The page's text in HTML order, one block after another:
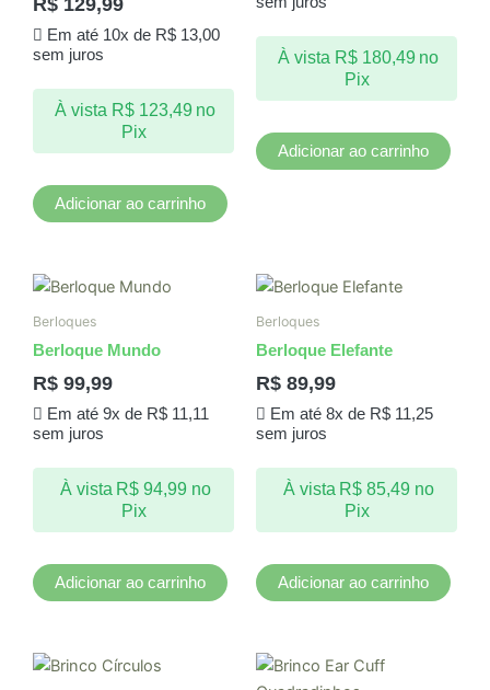
R$ 129,99
Em até 10x de R$13,00
sem juros
À vista R$123,49 no
Pix
Adicionar ao carrinho
À vista R$180,49 no
Pix
Adicionar ao carrinho
Berloques
Berloque Mundo
R$ 99,99
Em até 9x de R$11,11
sem juros
À vista R$ 94,99 no
Pix
Adicionar ao carrinho
Berloques
Berloque Elefante
R$ 89,99
Em até 8x de R$11,25
sem juros
À vista R$ 85,49 no
Pix
Adicionar ao carrinho